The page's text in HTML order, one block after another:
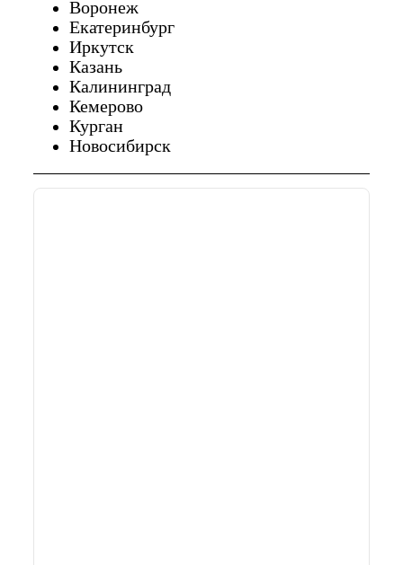
Воронеж
Екатеринбург
Иркутск
Казань
Калининград
Кемерово
Курган
Новосибирск